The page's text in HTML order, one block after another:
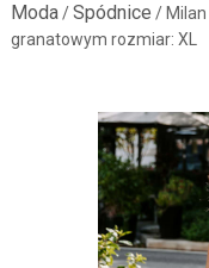
Moda/Spódnice / Milan
granatowym rozmiar: XL